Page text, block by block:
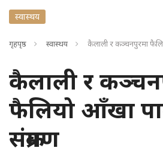
स्वास्थय
गृहपृष्ठ स्वास्थय कैलाली र कञ्चनपुरमा
कैलाली र
फैलियो आँखा
संक्रमण